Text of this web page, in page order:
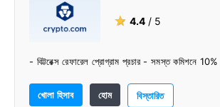
★ 4.4 / 5
- বিট্টরেক্স রেফারেল প্রোগ্রাম প্রচার - সমস্ত কমিশনে 10%
খোলা হিসাব হোম বিস্তারিত